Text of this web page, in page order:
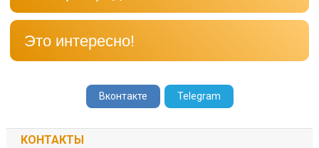
Это интересно!
Вконтакте Telegram
КОНТАКТЫ